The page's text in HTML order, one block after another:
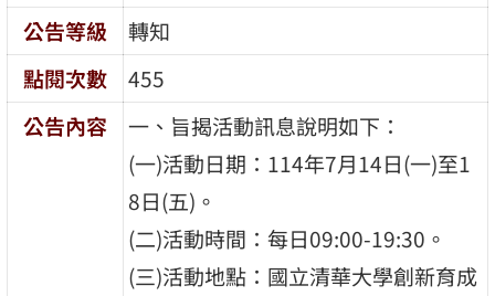
公告等級
轉知
點閱次數
455
公告內容
一、旨揭活動訊息說明如下：
(一)活動日期：114年7月14日(一)至1
8日(五)。
(二)活動時間：每日09:00-19:30。
(三)活動地點：國立清華大學創新育成